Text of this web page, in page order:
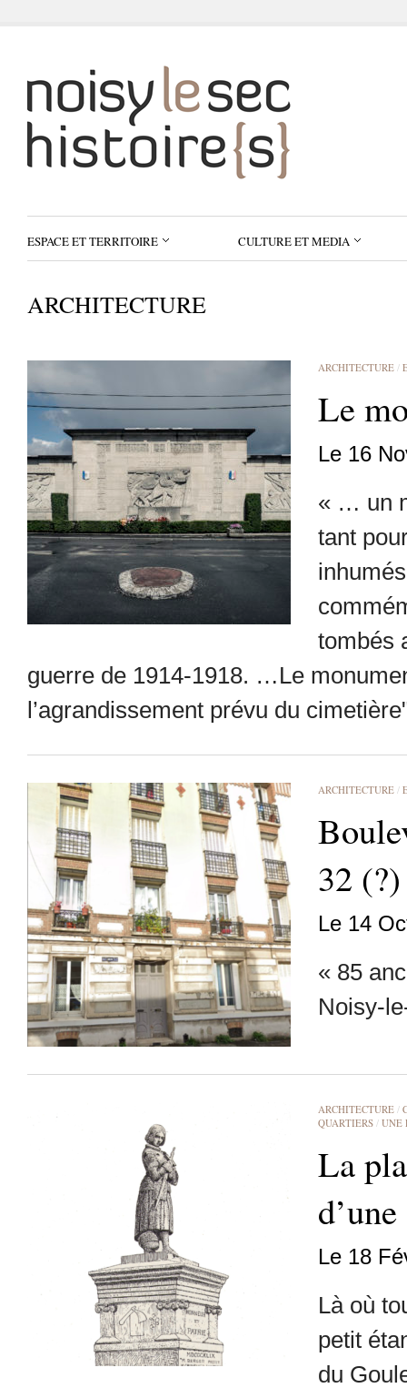
ESPACE ET TERRITOIRE CULTURE ET MEDIA
ARCHITECTURE
ARCHITECTURE /
Le
Le 16
« … un
tant
tombés
guerre de 1914-1918. …Le
l’agrandissement prévu du
ARCHITECTURE /
32 (?)
Le 14
« 85
Noisy-
ARCHITECTURE /
QUARTIERS / UNE
La
Le 18
Là où
petit
du